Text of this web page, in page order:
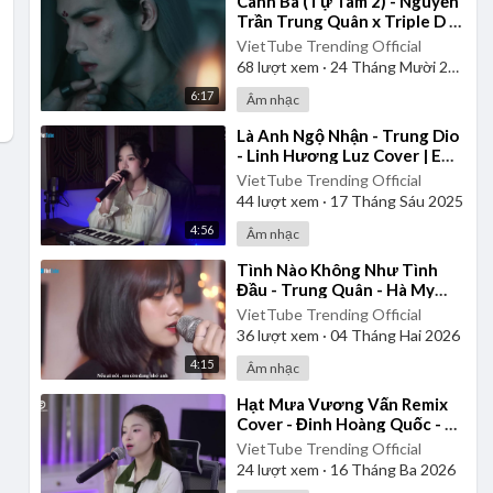
6:17
Trần Trung Quân x Triple D |
Official Music Video
VietTube Trending Official
68 lượt xem · 24 Tháng Mười 2025
Âm nhạc
4:56
⁣Là Anh Ngộ Nhận - Trung Dio
- Linh Hương Luz Cover | Em
thương ai rồi để anh bao thắc
mắc!
VietTube Trending Official
44lượt xem · 17 Tháng Sáu 2025
Âm nhạc
4:15
⁣Tình Nào Không Như Tình
Đầu - Trung Quân - Hà My
Cover
VietTube Trending Official
36lượt xem · 04 Tháng Hai 2026
Âm nhạc
⁣Hạt Mưa Vương Vấn Remix
Cover - Đinh Hoàng Quốc - Út
Nhị Mino
VietTube Trending Official
24lượt xem · 16 Tháng Ba 2026